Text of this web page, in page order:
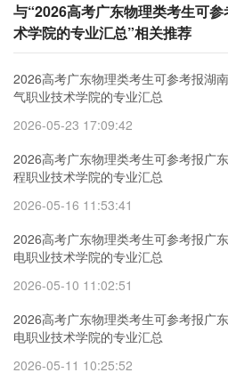
与“2026高考广东物理类考生可
术学院的专业汇总”相关推荐
2026高考广东物理类考生可参考报湖
气职业技术学院的专业汇总
2026-05-23 17:09:42
2026高考广东物理类考生可参考报广
程职业技术学院的专业汇总
2026-05-16 11:53:41
2026高考广东物理类考生可参考报广
电职业技术学院的专业汇总
2026-05-10 11:02:51
2026高考广东物理类考生可参考报广
电职业技术学院的专业汇总
2026-05-11 10:25:52